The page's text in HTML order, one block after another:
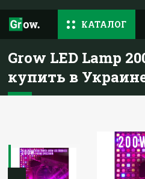
КАТАЛОГ
Grow LED Lamp
купить в